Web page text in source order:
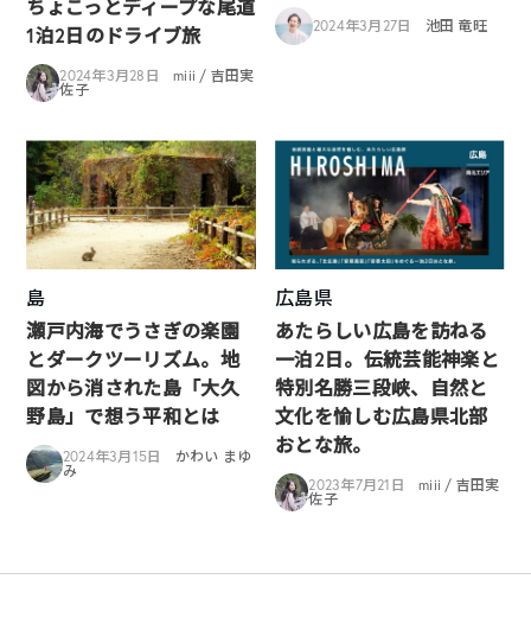
ちょこっとディープな尾道
1泊2日のドライブ旅
2024年3月28日
miii / 吉田実
佐子
2024年3月27日 池田 竜旺
島
瀬戸内海でうさぎの楽園
とダークツーリズム。地
図から消された島「大久
野島」で想う平和とは
2024年3月15日
かわい まゆ
み
広島県
あたらしい広島を訪ねる
一泊2日。伝統芸能神楽と
特別名勝三段峡、自然と
文化を愉しむ広島県北部
おとな旅。
2023年7月21日
miii / 吉田実
佐子